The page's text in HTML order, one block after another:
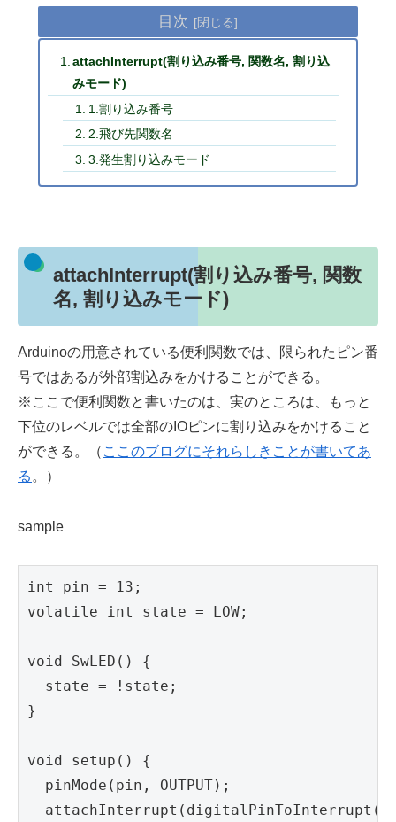
目次
attachInterrupt(割り込み番号, 関数名, 割り込
みモード)
1.割り込み番号
2.飛び先関数名
3.発生割り込みモード
attachInterrupt(割り込み番号, 関数
名, 割り込みモード)
Arduinoの用意されている便利関数では、限られたピン番
号ではあるが外部割込みをかけることができる。
※ここで便利関数と書いたのは、実のところは、もっと
下位のレベルでは全部のIOピンに割り込みをかけること
ができる。（ ここのブログにそれらしきことが書いてあ
る 。）
sample
int pin = 13;
volatile int state = LOW;
void SwLED() {
  state = !state;
}
void setup() {
  pinMode(pin, OUTPUT);